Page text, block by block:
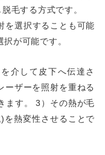
毛する方式です。
を選択することも可能
が可能です。
介して皮下へ伝達さ
ーザーを照射を重ねる
ます。 3）その熱が毛
を熱変性させることで